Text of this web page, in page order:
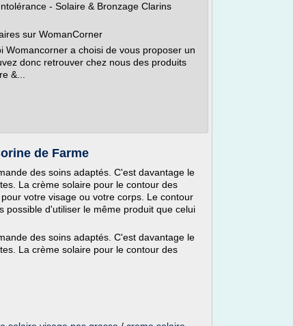
- Solaire & Bronzage Clarins
sur WomanCorner
a choisi de vous proposer un
donc retrouver chez nous des produits
&...
de Farme
des soins adaptés. C'est davantage le
La crème solaire pour le contour des
votre visage ou votre corps. Le contour
possible d'utiliser le même produit que celui
des soins adaptés. C'est davantage le
La crème solaire pour le contour des